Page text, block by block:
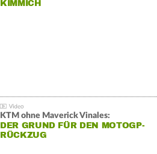
KIMMICH
KTM ohne Maverick Vinales:
DER GRUND FÜR DEN MOTOGP-
RÜCKZUG